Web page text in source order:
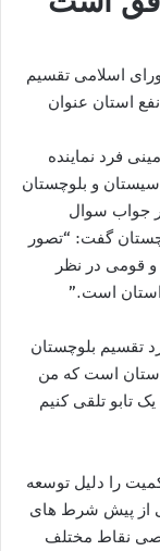
اسلامی تقسیم
استان عنوان
فرد نماینده
و بلوچستان
جواب سوال
گفت: “تصور
قومی در نظر
استان است.”
تقسیم بلوچستان
است که من
تابو تلقی کنیم
را دلیل توسعه
از پیش شرط های
نقاط مختلف